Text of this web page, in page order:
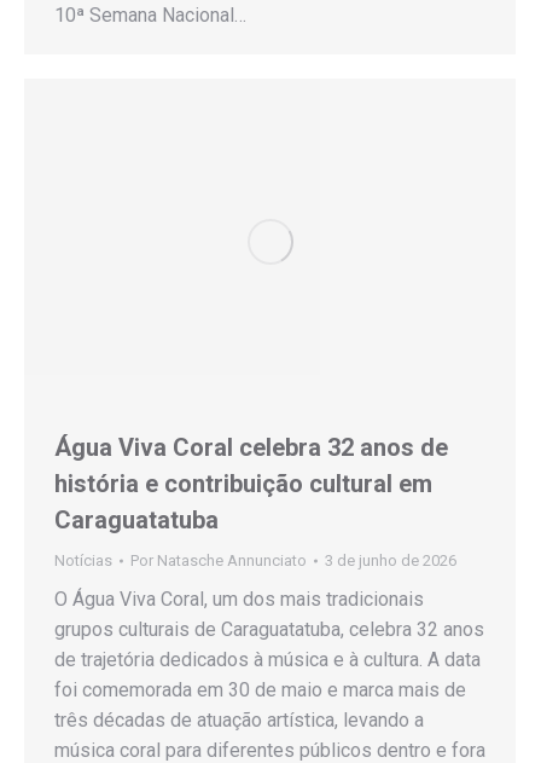
10ª Semana Nacional…
Água Viva Coral celebra 32 anos de
história e contribuição cultural em
Caraguatatuba
Notícias Por Natasche Annunciato 3 de junho de 2026
O Água Viva Coral, um dos mais tradicionais
grupos culturais de Caraguatatuba, celebra 32 anos
de trajetória dedicados à música e à cultura. A data
foi comemorada em 30 de maio e marca mais de
três décadas de atuação artística, levando a
música coral para diferentes públicos dentro e fora